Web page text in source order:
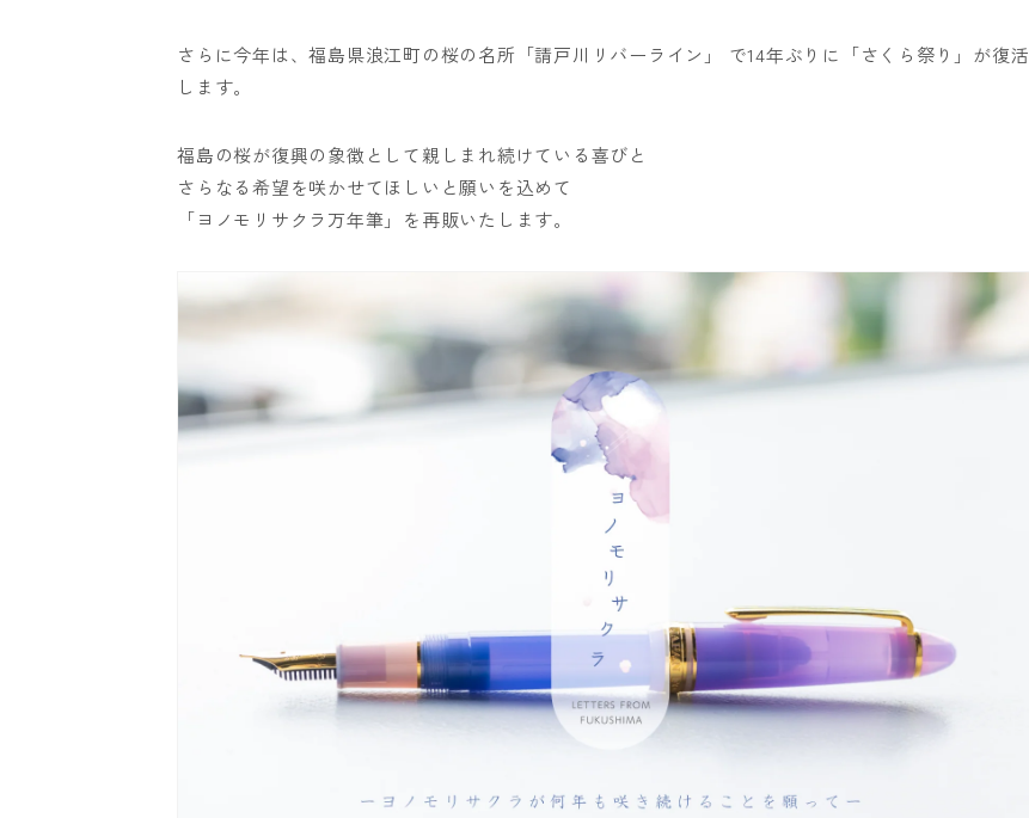
さらに今年は、福島県浪江町の桜の名所「請戸川リバーライン」 で14年ぶりに「さくら祭り」が復活
します。
福島の桜が復興の象徴として親しまれ続けている喜びと
さらなる希望を咲かせてほしいと願いを込めて
「ヨノモリサクラ万年筆」を再販いたします。